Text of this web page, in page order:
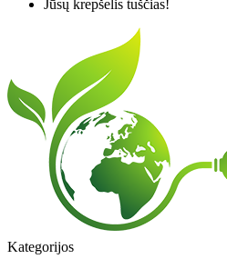
Jūsų krepšelis tuščias!
Kategorijos